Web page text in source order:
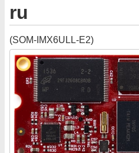
ru
(SOM-IMX6ULL-E2)